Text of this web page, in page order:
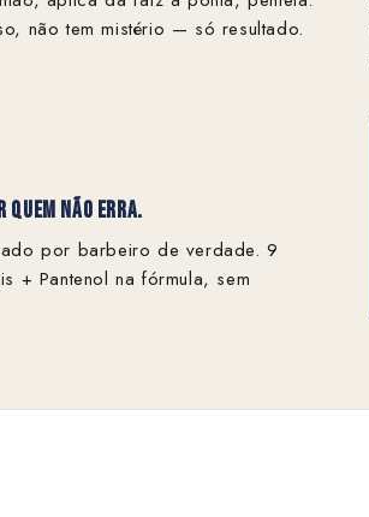
não tem mistério — só resultado.
Quem Não Erra.
por barbeiro de verdade. 9
+ Pantenol na fórmula, sem